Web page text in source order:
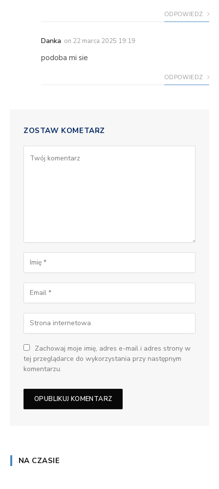
ODPOWIEDZ
Danka on 22 marca 2025 19:19
podoba mi sie
ODPOWIEDZ
ZOSTAW KOMETARZ
Zachowaj moje imię, adres e-mail i adres strony w
tej przeglądarce do wykorzystania przy następnym
komentarzu.
NA CZASIE